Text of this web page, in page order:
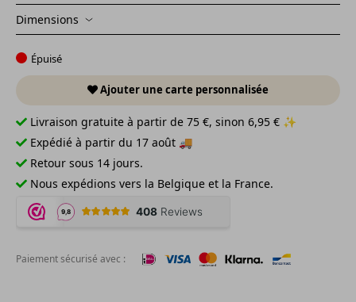
Dimensions
Épuisé
Ajouter une carte personnalisée
Livraison gratuite à partir de 75 €, sinon 6,95 € ✨
Expédié à partir du 17 août 🚚
Retour sous 14 jours.
Nous expédions vers la Belgique et la France.
Paiement sécurisé avec :